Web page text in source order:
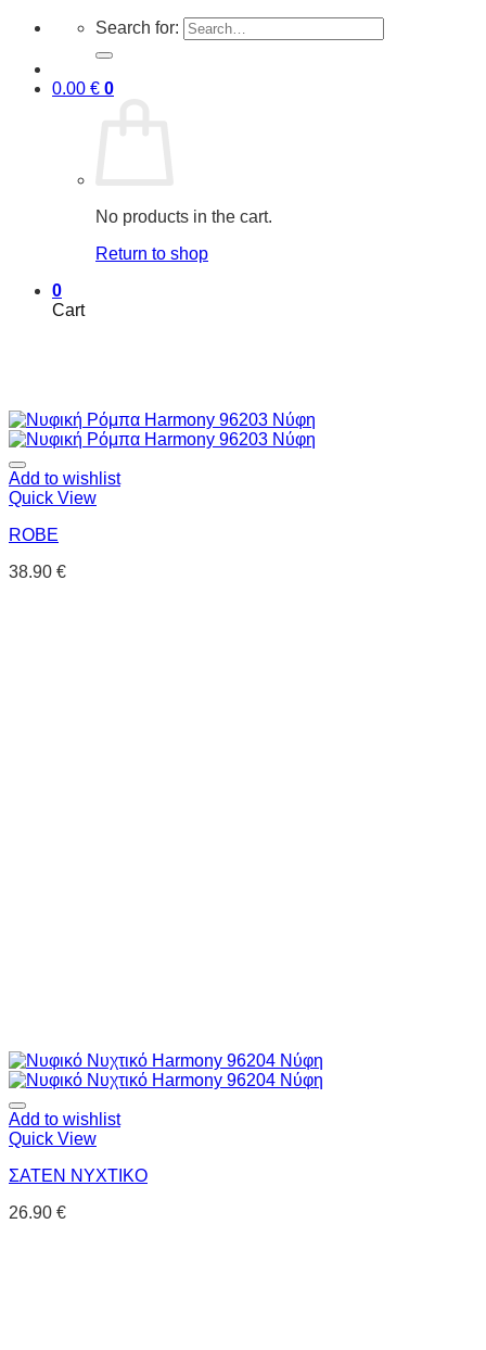
Search for:
0.00 € 0
No products in the cart.
Return to shop
0
Cart
Add to wishlist
Quick View
ROBE
38.90 €
Add to wishlist
Quick View
ΣΑΤΕΝ ΝΥΧΤΙΚΟ
26.90 €